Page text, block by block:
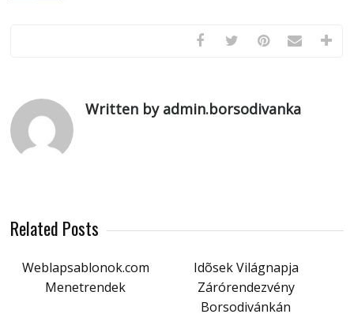
Written by admin.borsodivanka
Related Posts
Weblapsablonok.com
Idõsek Világnapja
Menetrendek
Zárórendezvény
Borsodivánkán